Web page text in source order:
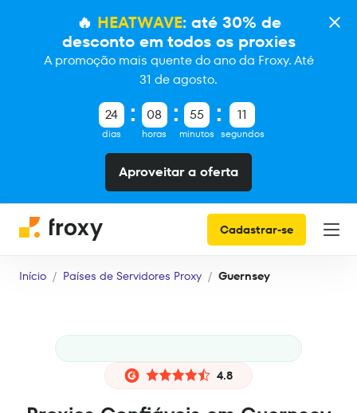
🔥 HEATWAVE: até 30% de
desconto em todos os proxies
A promoção mais quente do ano da Froxy. Até
31 de agosto.
24
dias
08
horas
55
minutos
10
segundos
Aproveitar a oferta
Cadastrar-se
Início Países de Servidores Proxy Guernsey
4.8